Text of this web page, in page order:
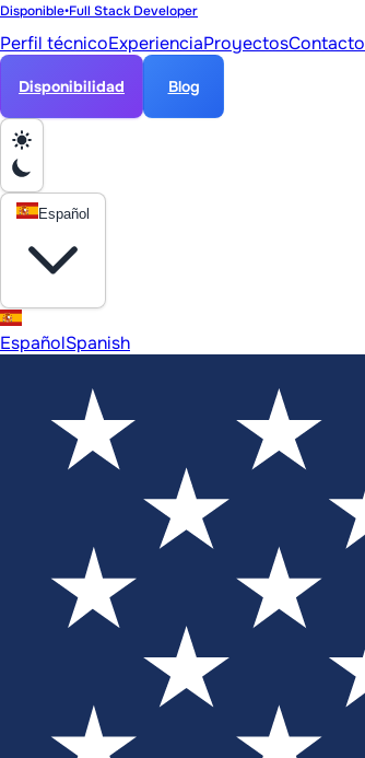
Disponible•Full Stack Developer
Perfil técnicoExperienciaProyectosContacto
Disponibilidad Blog
Español
EspañolSpanish